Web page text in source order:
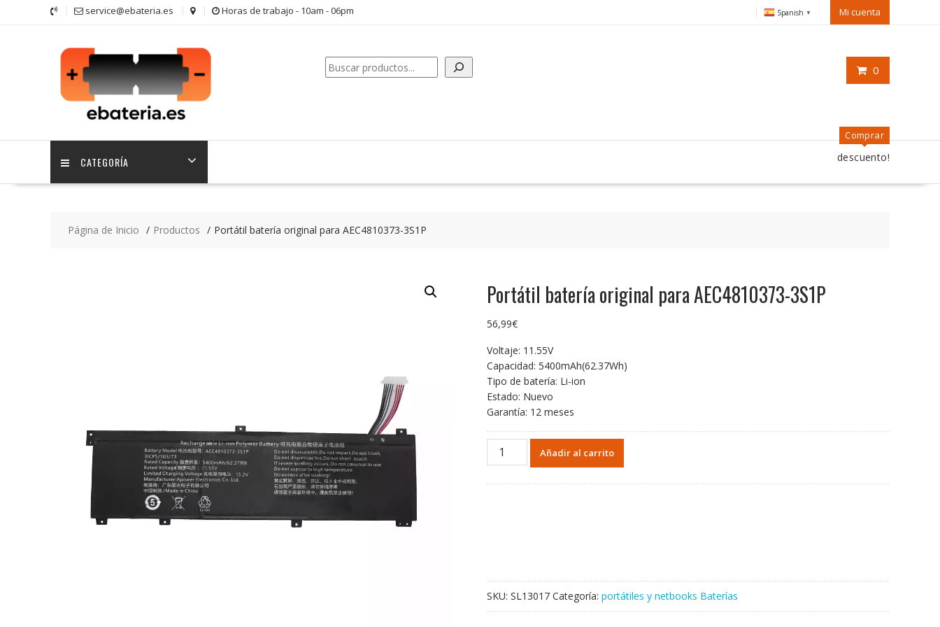
service@ebateria.es Horas de trabajo - 10am - 06pm Spanish ▼ Mi cuenta
0
Buscar
CATEGORÍA
Comprar
descuento!
Página de Inicio Productos Portátil batería original para AEC4810373-3S1P
Portátil batería original para AEC4810373-3S1P
56,99€
Voltaje: 11.55V
Capacidad: 5400mAh(62.37Wh)
Tipo de batería: Li-ion
Estado: Nuevo
Garantía: 12 meses
Portátil
batería
Añadir al carrito
SKU: SL13017 Categoría: portátiles y netbooks Baterías